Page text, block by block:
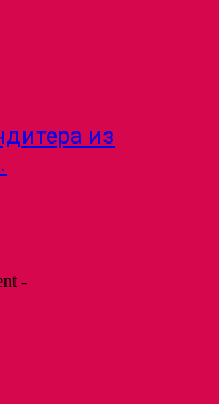
из
-